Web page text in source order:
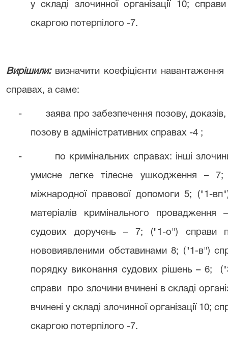
у складі злочинної організації 10;
скаргою потерпілого -7.
Вирішили:визначити коефіцієнти навантаження
справах, а саме:
- заява про забезпечення позову,
позову в адміністративних справах -4 ;
- по кримінальних справах: інші
умисне легке тілесне ушкодження –
міжнародної правової допомоги 5; ("1-
матеріалів кримінального
судових доручень – 7; ("1-о") справи
нововиявленими обставинами 8; ("1-в")
порядку виконання судових рішень – 6;
справи про злочини вчинені в складі
вчинені у складі злочинної організації
скаргою потерпілого -7.